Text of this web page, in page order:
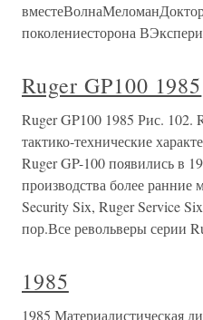
поколениесторона
Ruger GP100 1985
Ruger GP100 1985 Рис. 102.
тактико-технические
Ruger GP-100 появились в
производства более ранние
Security Six, Ruger Service
пор.Все револьверы серии
1985
1985 Материалистическая